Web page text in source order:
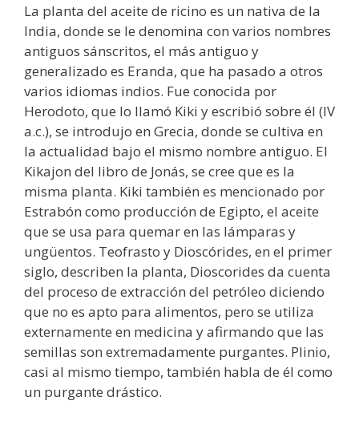
La planta del aceite de ricino es un nativa de la
India, donde se le denomina con varios nombres
antiguos sánscritos, el más antiguo y
generalizado es Eranda, que ha pasado a otros
varios idiomas indios. Fue conocida por
Herodoto, que lo llamó Kiki y escribió sobre él (IV
a.c.), se introdujo en Grecia, donde se cultiva en
la actualidad bajo el mismo nombre antiguo. El
Kikajon del libro de Jonás, se cree que es la
misma planta. Kiki también es mencionado por
Estrabón como producción de Egipto, el aceite
que se usa para quemar en las lámparas y
ungüentos. Teofrasto y Dioscórides, en el primer
siglo, describen la planta, Dioscorides da cuenta
del proceso de extracción del petróleo diciendo
que no es apto para alimentos, pero se utiliza
externamente en medicina y afirmando que las
semillas son extremadamente purgantes. Plinio,
casi al mismo tiempo, también habla de él como
un purgante drástico.